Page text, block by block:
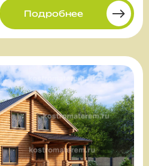
Подробнее